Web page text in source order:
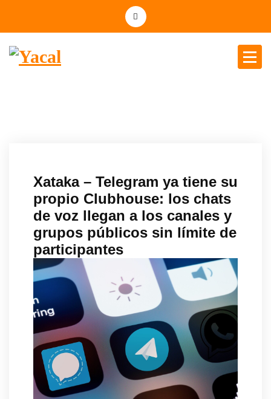
Xataka – Telegram ya tiene su
propio Clubhouse: los chats
de voz llegan a los canales y
grupos públicos sin límite de
participantes